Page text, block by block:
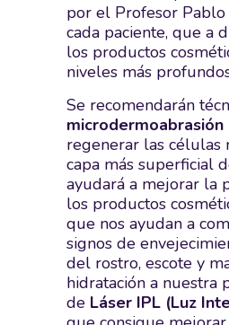
por el Profesor
cada paciente, que a
los productos
niveles más
Se recomendarán
microdermoabrasión
regenerar las células
capa más superficial
ayudará a mejorar la
los productos
que nos ayudan a
signos de
del rostro, escote y
hidratación a nuestra
de Láser IPL (Luz